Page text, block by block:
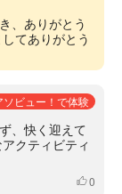
、ありがとう
てありがとう
ソビュー！で体験
、快く迎えて
クティビティ
いいね
0